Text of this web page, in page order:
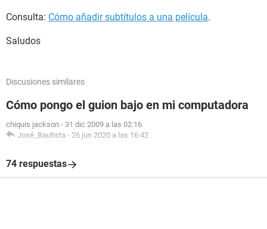
Consulta: Cómo añadir subtítulos a una película.
Saludos
Discusiones similares
Cómo pongo el guion bajo en mi computadora
chiquis jackson - 31 dic 2009 a las 02:16
José_Bautista - 26 jun 2020 a las 16:42
74 respuestas